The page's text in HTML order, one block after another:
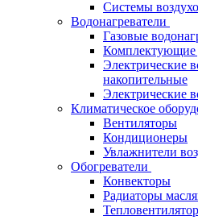
Системы
Водонагреватели
Газовые
Комплектующие
Электрические
накопительные
Электрические
Климатическое
Вентиляторы
Кондиционеры
Увлажнители
Обогреватели
Конвекторы
Радиаторы